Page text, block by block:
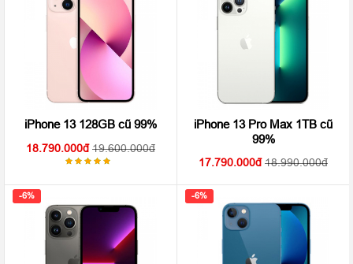
iPhone 13 128GB cũ 99%
18.790.000 19.600.000
5.005
iPhone 13 Pro Max 1TB cũ
99%
17.790.000 18.990.000
-6% -6%